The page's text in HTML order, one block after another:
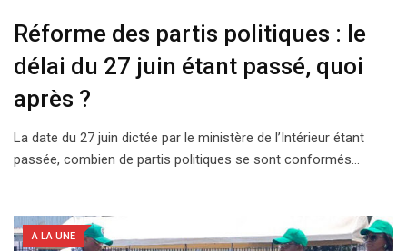
Réforme des partis politiques : le
délai du 27 juin étant passé, quoi
après ?
La date du 27 juin dictée par le ministère de l’Intérieur étant
passée, combien de partis politiques se sont conformés…
A LA UNE